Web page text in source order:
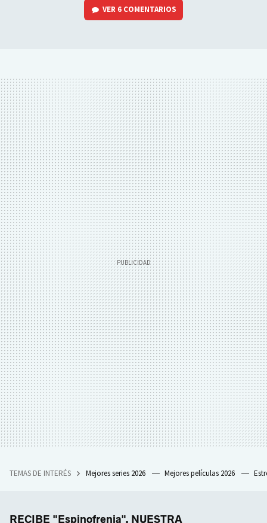
VER 6 COMENTARIOS
TEMAS DE INTERÉS Mejores series 2026 Mejores películas 2026
RECIBE "Espinofrenia", NUESTRA